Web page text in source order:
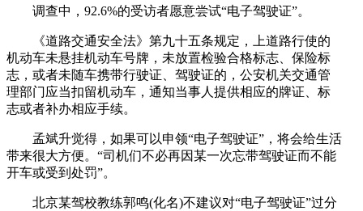
调查中，92.6%的受访者愿意尝试“电子驾驶证”。
《道路交通安全法》第九十五条规定，上道路行使的
机动车未悬挂机动车号牌，未放置检验合格标志、保险标
志，或者未随车携带行驶证、驾驶证的，公安机关交通管
理部门应当扣留机动车，通知当事人提供相应的牌证、标
志或者补办相应手续。
孟斌升觉得，如果可以申领“电子驾驶证”，将会给生活
带来很大方便。“司机们不必再因某一次忘带驾驶证而不能
开车或受到处罚”。
北京某驾校教练郭鸣(化名)不建议对“电子驾驶证”过分